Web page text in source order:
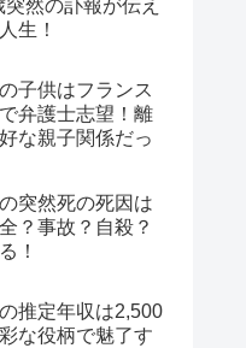
然の訃報が伝え
生！
子供はフランス
弁護士志望！離
な親子関係だっ
突然死の死因は
？事故？自殺？
！
推定年収は2,500
な役柄で魅了す